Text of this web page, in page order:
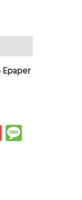
Epaper
GmailMessage